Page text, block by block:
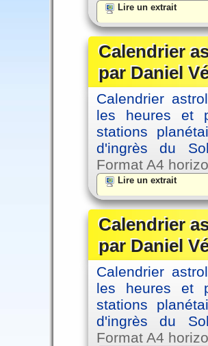
Lire un extrait
Calendrier
par Daniel
Calendrier
les heures et
stations
d'ingrès du
Format A4
Lire un extrait
Calendrier
par Daniel
Calendrier
les heures et
stations
d'ingrès du
Format A4